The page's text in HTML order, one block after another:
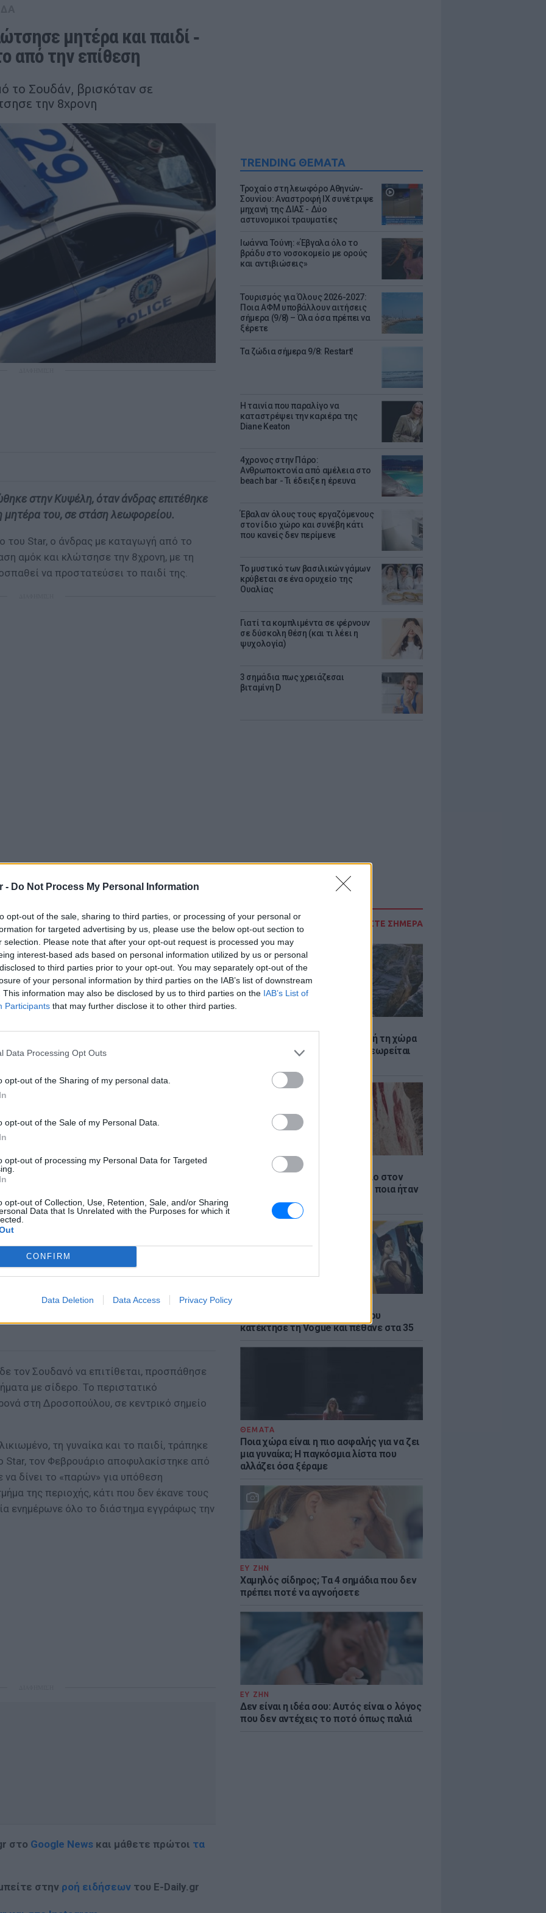
- Do Not Process My Personal Information
opt-out of the sale, sharing to third parties, or processing of your personal or
for targeted advertising by us, please use the below opt-out section to
selection. Please note that after your opt-out request is processed you may
interest-based ads based on personal information utilized by us or personal
to third parties prior to your opt-out. You may separately opt-out of the
of your personal information by third parties on the IAB’s list of downstream
This information may also be disclosed by us to third parties on the IAB’s List of
Participants that may further disclose it to other third parties.
Data Processing Opt Outs
opt-out of the Sharing of my personal data.
opt-out of the Sale of my Personal Data.
opt-out of processing my Personal Data for Targeted
opt-out of Collection, Use, Retention, Sale, and/or Sharing
Data that Is Unrelated with the Purposes for which it
CONFIRM
Data Deletion Data Access Privacy Policy
TRENDING ΘΕΜΑΤΑ
Τροχαίο στη λεωφόρο Αθηνών-
Σουνίου: Αναστροφή ΙΧ συνέτριψε
μηχανή της ΔΙΑΣ - Δύο
αστυνομικοί τραυματίες
Ιωάννα Τούνη: «Έβγαλα όλο το
βράδυ στο νοσοκομείο με ορούς
και αντιβιώσεις»
Τουρισμός για Όλους 2026-2027:
Ποια ΑΦΜ υποβάλλουν αιτήσεις
σήμερα (9/8) – Όλα όσα πρέπει να
ξέρετε
Τα ζώδια σήμερα 9/8: Restart!
Η ταινία που παραλίγο να
καταστρέψει την καριέρα της
Diane Keaton
4χρονος στην Πάρο:
Ανθρωποκτονία από αμέλεια στο
beach bar - Τι έδειξε η έρευνα
Έβαλαν όλους τους εργαζόμενους
στον ίδιο χώρο και συνέβη κάτι
που κανείς δεν περίμενε
Το μυστικό των βασιλικών γάμων
κρύβεται σε ένα ορυχείο της
Ουαλίας
Γιατί τα κομπλιμέντα σε φέρνουν
σε δύσκολη θέση (και τι λέει η
ψυχολογία)
3 σημάδια πως χρειάζεσαι
βιταμίνη D
ΔΙΑΒΑΣΤΕ ΣΗΜΕΡΑ
Η παράξενη ελευθερία: Σε αυτή τη χώρα
της Ευρώπης, το γuμνό δεν θεωρείται
ΘΕΜΑΤΑ
Το αρχαιότερο ξύλινο εργαλείο στον
κόσμο βρέθηκε στην Ελλάδα - ποια ήταν
η χρήση του
Η μούσα του σουρεαλισμού που
κατέκτησε τη Vogue και πέθανε στα 35
ΘΕΜΑΤΑ
Ποια χώρα είναι η πιο ασφαλής για να ζει
μια γυναίκα; Η παγκόσμια λίστα που
αλλάζει όσα ξέραμε
ΕΥ ΖΗΝ
Χαμηλός σίδηρος; Τα 4 σημάδια που δεν
πρέπει ποτέ να αγνοήσετε
ΕΥ ΖΗΝ
Δεν είναι η ιδέα σου: Αυτός είναι ο λόγος
που δεν αντέχεις το ποτό όπως παλιά
μητέρα και παιδί ‑
από την επίθεση
το Σουδάν, βρισκόταν σε
την 8χρονη
στην Κυψέλη, όταν άνδρας επιτέθηκε
μητέρα του, σε στάση λεωφορείου.
του Star, ο άνδρας με καταγωγή από το
αμόκ και κλώτσησε την 8χρονη, με τη
να προστατεύσει το παιδί της.
από την επίθεση, ο άνδρας λίγα
στη βιτρίνα ενός καταστήματος,
να κάνει χειρονομίες προς το μέρος
που είδε το περιστατικό
με γροθιά τον δράστη στο πρόσωπο.
που έγινε χθες. Με χτύπησε στη μύτη με
Τον χτύπησε με κλωτσιά και του είπε να
κάποιες λέξεις που δεν μπορούμε να πούμε
το πω... Είπαμε γλιτώσαμε αλλά ούτε δύο
να χτυπάει την κόρη μου. Έχει θέμα με τα
η μητέρα.
ΔΙΑΦΗΜΙΣΗ
τον Σουδανό να επιτίθεται, προσπάθησε
με σίδερο. Το περιστατικό
στη Δροσοπούλου, σε κεντρικό σημείο
τη γυναίκα και το παιδί, τράπηκε
τον Φεβρουάριο αποφυλακίστηκε από
δίνει το «παρών» για υπόθεση
της περιοχής, κάτι που δεν έκανε τους
ενημέρωνε όλο το διάστημα εγγράφως την
στο Google News και μάθετε πρώτοι τα
στην ροή ειδήσεων του E-Daily.gr